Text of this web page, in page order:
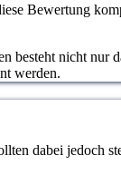
Bewertung
nicht nur
werden.
dabei jedoch